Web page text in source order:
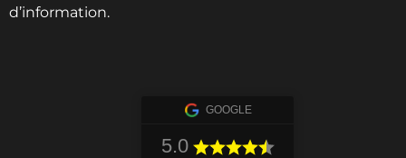
d’information.
GOOGLE
5.0